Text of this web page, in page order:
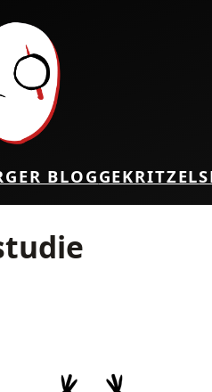
BLOGGEKRITZEL